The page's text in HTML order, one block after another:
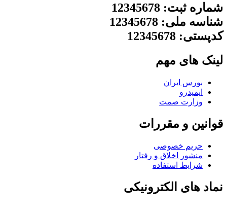
شماره ثبت: 12345678
شناسه ملی: 12345678
کدپستی: 12345678
لینک های مهم
بورس ایران
ایمیدرو
وزارت صمت
قوانین و مقررات
حریم خصوصی
منشور اخلاق و رفتار
شرایط استفاده
نماد های الکترونیکی